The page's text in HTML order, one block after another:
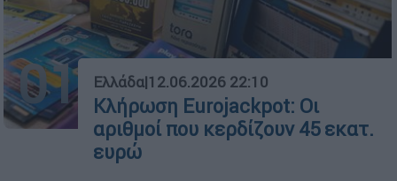
01 Ελλάδα|12.06.2026 22:10
Κλήρωση Eurojackpot: Οι
αριθμοί που κερδίζουν 45 εκατ.
ευρώ